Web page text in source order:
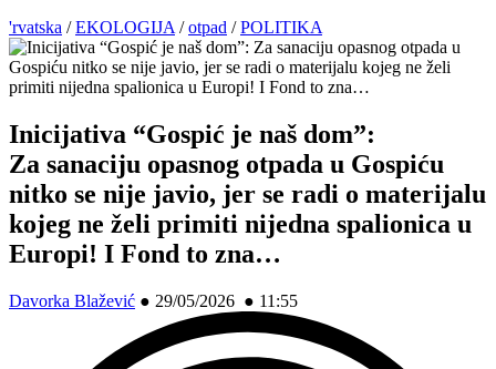
'rvatska /EKOLOGIJA /otpad /POLITIKA
Inicijativa “Gospić je naš dom”:
Za sanaciju opasnog otpada u Gospiću
nitko se nije javio, jer se radi o materijalu
kojeg ne želi primiti nijedna spalionica u
Europi! I Fond to zna…
Davorka Blažević ● 29/05/2026 ● 11:55